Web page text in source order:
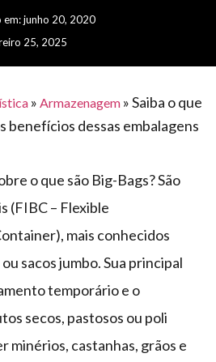
em:junho 20, 2020
25, 2025
» Armazenagem »Saiba o que
benefícios dessas embalagens
o que são Big-Bags? São
(FIBC – Flexible
mais conhecidos
sacos jumbo. Sua principal
temporário e o
secos, pastosos ou poli
minérios, castanhas, grãos e